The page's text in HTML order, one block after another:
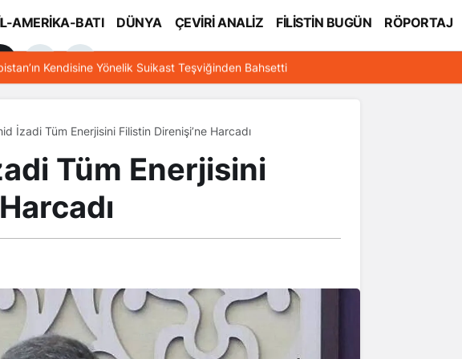
AMERİKA-BATI DÜNYA ÇEVİRİ ANALİZ FİLİSTİN BUGÜN RÖPORTAJ
Kendisine Yönelik Suikast Teşviğinden Bahsetti
İzadi Tüm Enerjisini Filistin Direnişi’ne Harcadı
Tüm Enerjisini